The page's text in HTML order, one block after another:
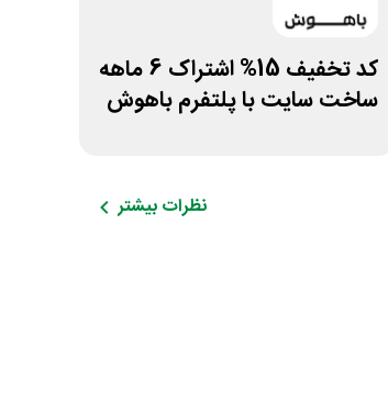
کد تخفیف 15% اشتراک 6 ماهه
ساخت سایت با پلتفرم باهوش
نظرات بیشتر